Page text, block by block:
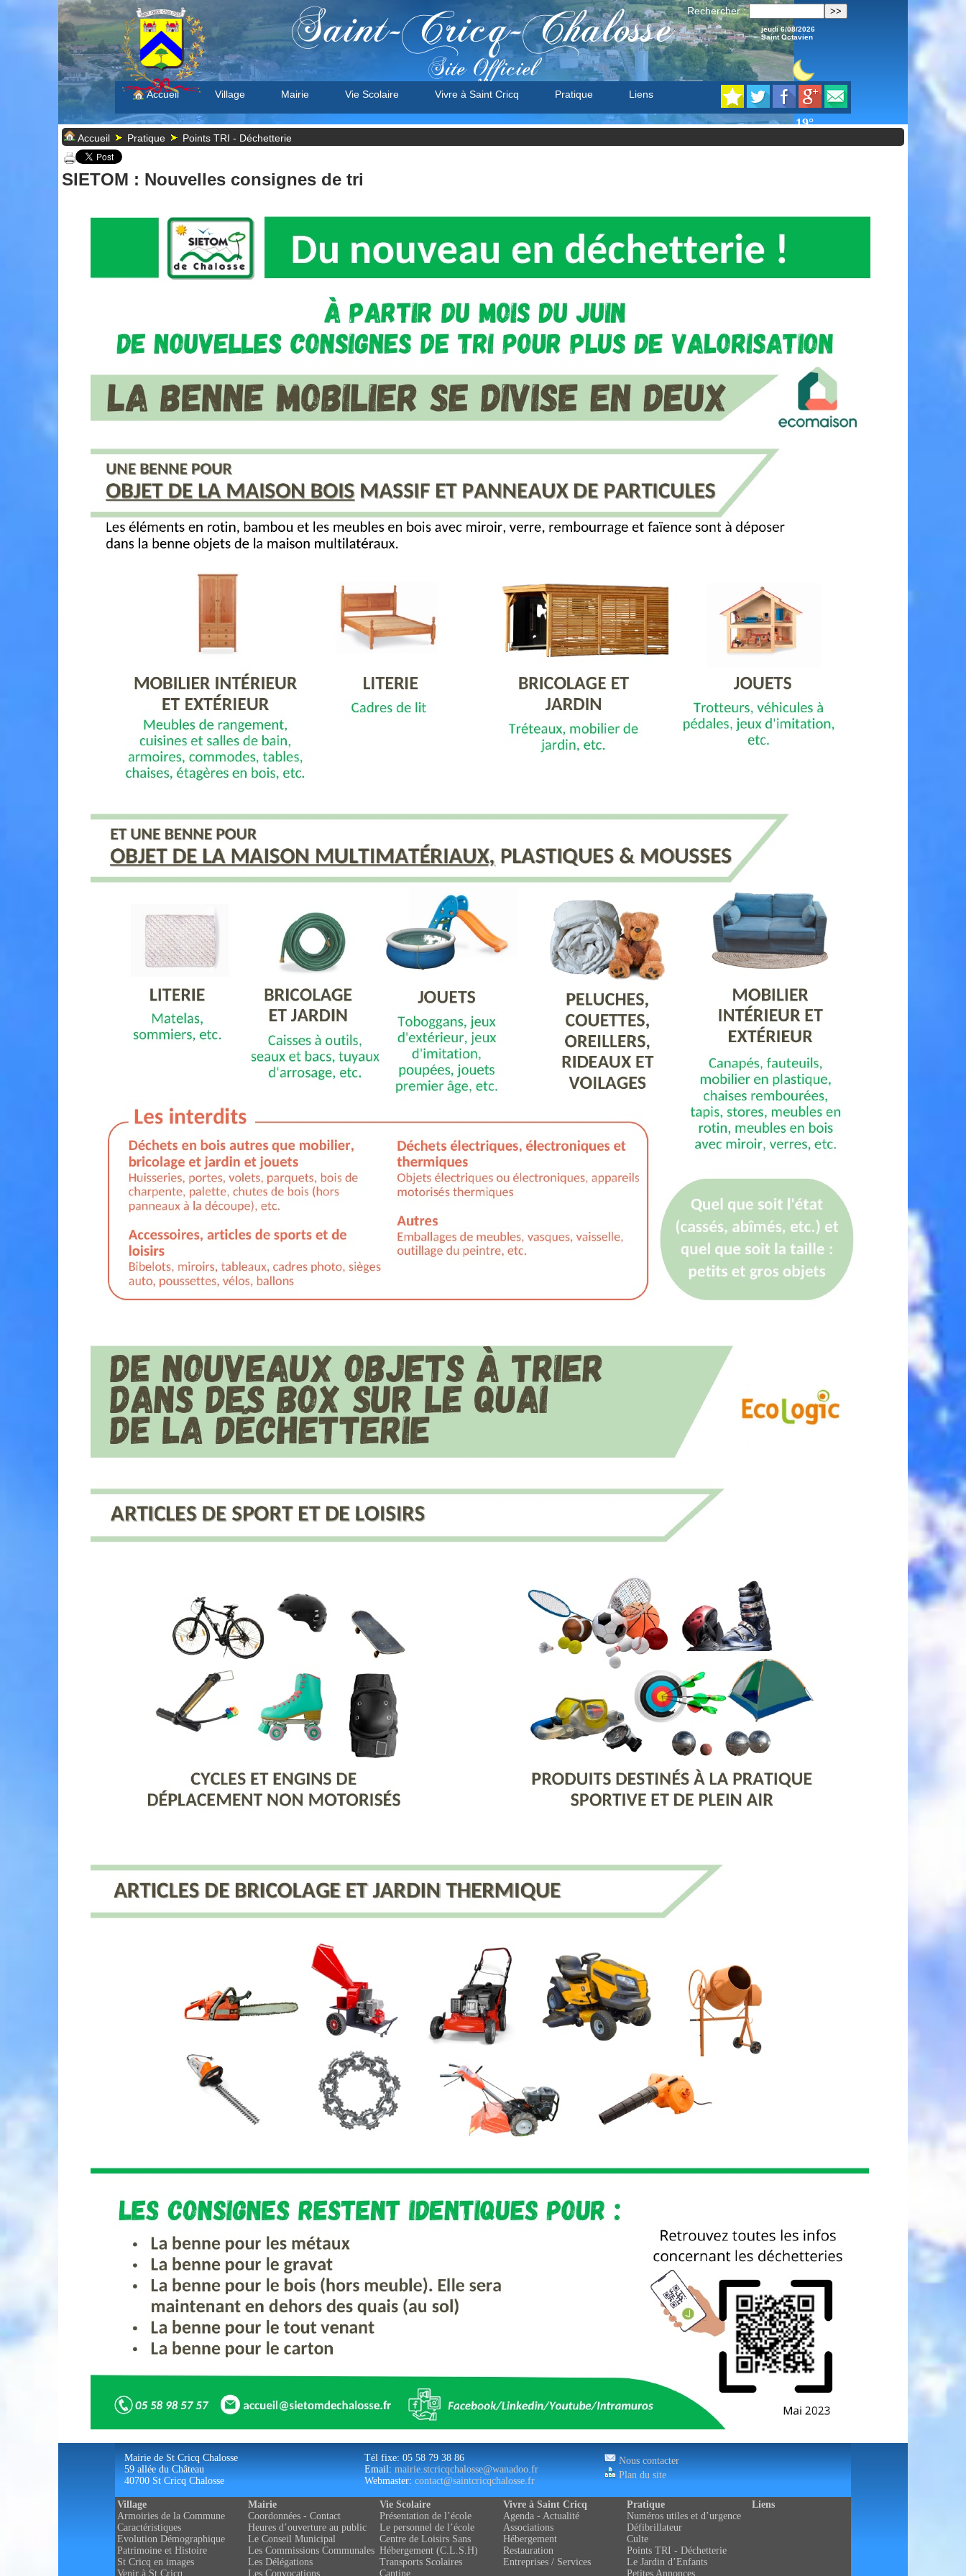
Saint-Cricq-Chalosse
Site Officiel
Rechercher :
jeudi 6/08/2026
Saint Octavien
Accueil Village Mairie Vie Scolaire Vivre à Saint Cricq Pratique Liens
Accueil Pratique Points TRI - Déchetterie
SIETOM : Nouvelles consignes de tri
Mairie de St Cricq Chalosse
59 allée du Château
40700 St Cricq Chalosse
Tél fixe: 05 58 79 38 86
Email: mairie.stcricqchalosse@wanadoo.fr
Webmaster: contact@saintcricqchalosse.fr
Nous contacter
Plan du site
Village
Armoiries de la Commune
Caractéristiques
Evolution Démographique
Patrimoine et Histoire
St Cricq en images
Venir à St Cricq
Mairie
Coordonnées - Contact
Heures d’ouverture au public
Le Conseil Municipal
Les Commissions Communales
Les Délégations
Les Convocations
Vie Scolaire
Présentation de l’école
Le personnel de l’école
Centre de Loisirs Sans
Hébergement (C.L.S.H)
Transports Scolaires
Cantine
Vivre à Saint Cricq
Agenda - Actualité
Associations
Hébergement
Restauration
Entreprises / Services
Pratique
Numéros utiles et d’urgence
Défibrillateur
Culte
Points TRI - Déchetterie
Le Jardin d’Enfants
Petites Annonces
Liens